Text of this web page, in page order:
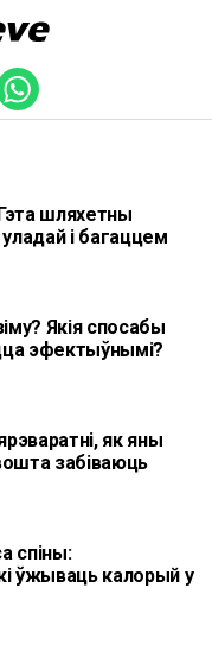
шляхетны
і багаццем
Якія спосабы
эфектыўнымі?
як яны
забіваюць
спіны:
ўжываць калорый у